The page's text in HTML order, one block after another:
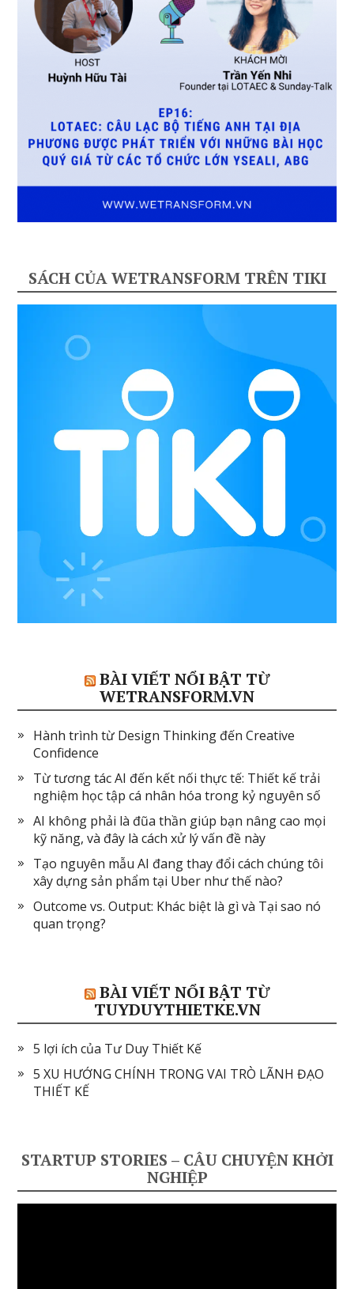
SÁCH CỦA WETRANSFORM TRÊN TIKI
BÀI VIẾT NỔI BẬT TỪ
WETRANSFORM.VN
Hành trình từ Design Thinking đến Creative
Confidence
Từ tương tác AI đến kết nối thực tế: Thiết kế trải
nghiệm học tập cá nhân hóa trong kỷ nguyên số
AI không phải là đũa thần giúp bạn nâng cao mọi
kỹ năng, và đây là cách xử lý vấn đề này
Tạo nguyên mẫu AI đang thay đổi cách chúng tôi
xây dựng sản phẩm tại Uber như thế nào?
Outcome vs. Output: Khác biệt là gì và Tại sao nó
quan trọng?
BÀI VIẾT NỔI BẬT TỪ
TUYDUYTHIETKE.VN
5 lợi ích của Tư Duy Thiết Kế
5 XU HƯỚNG CHÍNH TRONG VAI TRÒ LÃNH ĐẠO
THIẾT KẾ
STARTUP STORIES – CÂU CHUYỆN KHỞI
NGHIỆP